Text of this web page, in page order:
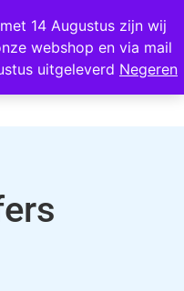
14 Augustus zijn wij
webshop en via mail
uitgeleverd Negeren
op Google